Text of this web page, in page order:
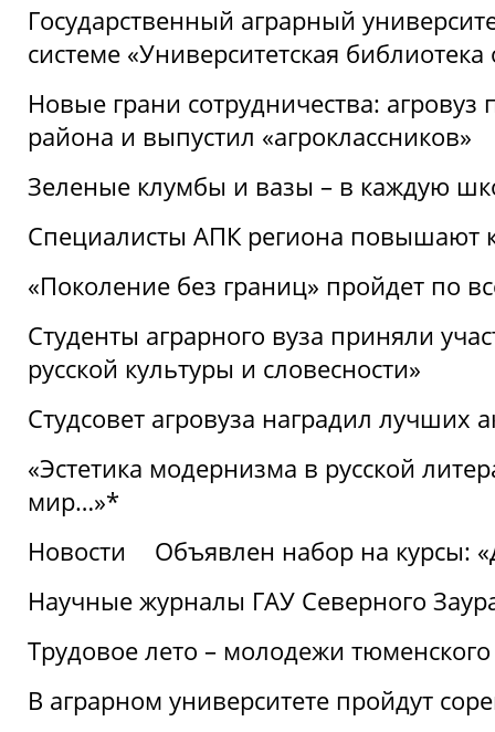
Государственный аграрный
системе «Университетская
Новые грани сотрудничества:
района и выпустил «агроклассников»
Зеленые клумбы и вазы – в каждую
Специалисты АПК региона повышают
«Поколение без границ» пройдет по
Студенты аграрного вуза приняли
русской культуры и словесности»
Студсовет агровуза наградил лучших
«Эстетика модернизма в русской
мир…»*
Новости
Объявлен набор на курсы:
Научные журналы ГАУ Северного
Трудовое лето – молодежи
В аграрном университете пройдут